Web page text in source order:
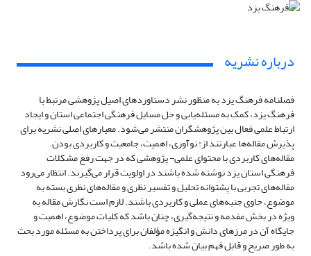
درباره نشریه
فصلنامه فرهنگ یزد به منظور نشر دستاوردهای اصیل پژوهشی مرتبط با
فرهنگ یزد، کمک به مسئله‌یابی و حل مسایل فرهنگی اجتماعی استان و ایجاد
ارتباط علمی فعال بین پژوهشگران منتشر می‌شود. معیارهای اصلی نشریه برای
پذیرش مقاله‌ها عبارتند از: نوآوری، اهمیت، جامعیت و کاربردی بودن.
مقاله‌های کاربردی با محتوای علمی- پژوهشی که در جهت رفع مشکلات
فرهنگی استان یزد نوشته شده باشند در اولویت قرار می‌گیرند. انتظار می‌رود
مقاله‌های تجربی با پشتوانه تحلیل و تفسیر نظری و مقاله‌های نظری بسته به
موضوع، حاوی جنبه‌های عملی و کاربردی باشند. لازم است نگارش مقاله به
ویژه در بخش مقدمه و نتیجه‌گیری، چنان باشد که کلیات موضوع، اهمیت و
جایگاه آن در مرزهای دانش و انگیزه مؤلفان برای پرداختن به مسئله مورد بحث
به طور صریح و قابل فهم بیان شده باشد.